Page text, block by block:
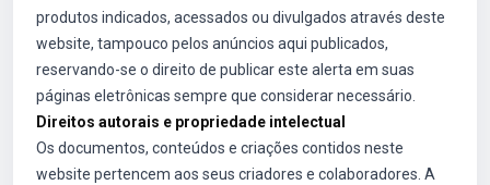
produtos indicados, acessados ou divulgados através deste
website, tampouco pelos anúncios aqui publicados,
reservando-se o direito de publicar este alerta em suas
páginas eletrônicas sempre que considerar necessário.
Direitos autorais e propriedade intelectual
Os documentos, conteúdos e criações contidos neste
website pertencem aos seus criadores e colaboradores. A